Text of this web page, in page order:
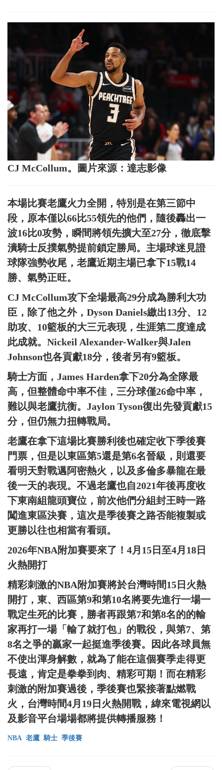
CJ McCollum。圖片來源：達志影像
本場比賽老鷹火力全開，特別是在第三節中
段，原本僅以66比55領先的他們，隨後轟出一
波16比0攻勢，瞬間將領先擴大至27分，徹底擊
潰騎士反撲氣勢提前鎖定勝局。主場球迷見證
球隊強勢收尾，老鷹近期主場已拿下15戰14
勝、氣勢正旺。
CJ McCollum攻下全場最高29分成為勝利大功
臣，除了他之外，Dyson Daniels繳出13分、12
助攻、10籃板的大三元表現，生涯第二度達成
此成就。Nickeil Alexander-Walker與Jalen
Johnson也各貢獻18分，後者另有9籃板。
騎士方面，James Harden拿下20分為全隊最
高，但整體命中率不佳，三分球僅26命中率，
難以與老鷹抗衡。Jaylon Tyson復出先發貢獻15
分，但仍無力扭轉戰局。
老鷹在拿下這場比賽勝利後也確定收下季後賽
門票，但是以東區第5還是第6名晉級，則還要
看明天對戰邁阿密熱火，以及多倫多暴龍在最
後一天的表現。不過老鷹也自2021年後再度收
下東南組龍頭寶位，前次他們分組封王時一路
闖進東區決賽，這次是季後賽之路否能複製或
更勝以往也相當有看頭。
2026年NBA附加賽要來了！4月15日至4月18日
火熱開打
精彩刺激的NBA附加賽將於台灣時間15日火熱
開打，東、西區第9和第10名將要先進行一場一
戰定生死的比賽，勝者再跟第7和第8名的的輸
家再打一場「輸了就打包」的戰役，與第7、第
8名之爭的贏家一起挺進季後賽。因此各球員無
不使出渾身解數，就為了能在這個賽季走得更
長遠，肯定是拳拳到肉、精彩可期！而在精彩
刺激的附加賽過後，季後賽也緊接著點燃戰
火，台灣時間4月19日火熱開戰，緯來電視網以
及影音平台場場都將提供轉播服務！
NBA 老鷹 騎士 季後賽